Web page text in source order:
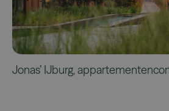
Jonas’ IJburg,